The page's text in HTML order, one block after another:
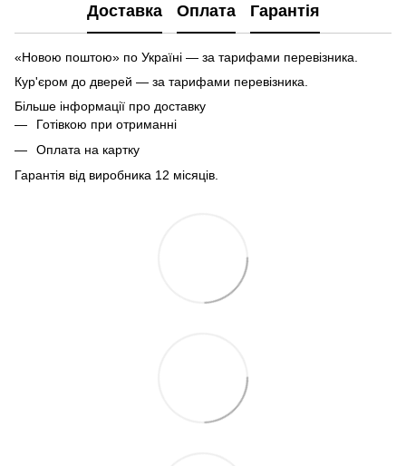
Доставка Оплата Гарантія
«Новою поштою» по Україні — за тарифами перевізника.
Кур'єром до дверей — за тарифами перевізника.
Більше інформації про доставку
Готівкою при отриманні
Оплата на картку
Гарантія від виробника 12 місяців.